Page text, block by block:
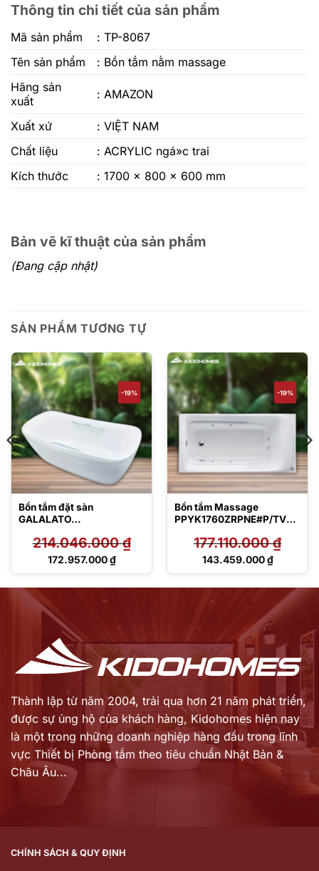
Thông tin chi tiết của sản phẩm
Mã sản phẩm
: TP-8067
Tên sản phẩm
: Bồn tắm nằm massage
Hãng sản
xuất
: AMAZON
Xuất xứ
: VIỆT NAM
Chất liệu
: ACRYLIC ngá»c trai
Kích thước
: 1700 x 800 x 600 mm
Bản vẽ kĩ thuật của sản phẩm
(Đang cập nhật)
SẢN PHẨM TƯƠNG TỰ
-19%
Bồn tắm đặt sàn
GALALATO
TVBF412
214.046.000₫
Giá
172.957.000₫
Giá
-19%
Bồn tắm Massage
PPYK1760ZRPNE#P/TVBF
177.110.000₫
Giá
177.110.000 ₫.
143.459.000₫
Giá
143.459.000 ₫.
Thành lập từ năm 2004, trải qua hơn 21 năm phát triển,
được sự ủng hộ của khách hàng, Kidohomes hiện nay
là một trong những doanh nghiệp hàng đầu trong lĩnh
vực Thiết bị Phòng tắm theo tiêu chuẩn Nhật Bản &
Châu Âu...
CHÍNH SÁCH & QUY ĐỊNH